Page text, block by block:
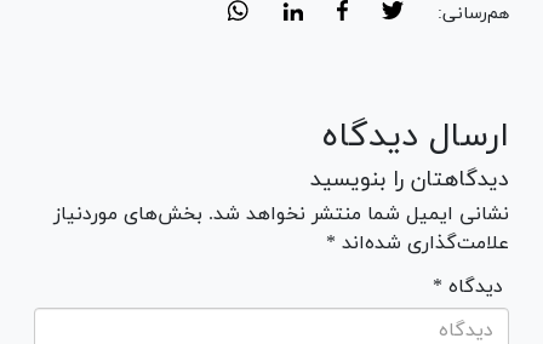
هم‌رسانی:
ارسال دیدگاه
دیدگاهتان را بنویسید
نشانی ایمیل شما منتشر نخواهد شد. بخش‌های موردنیاز
علامت‌گذاری شده‌اند *
* دیدگاه